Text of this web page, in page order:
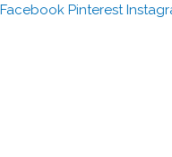
Facebook Pinterest